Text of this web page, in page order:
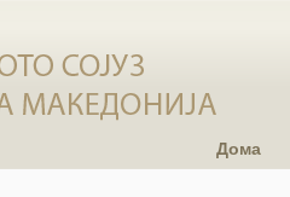
Дома